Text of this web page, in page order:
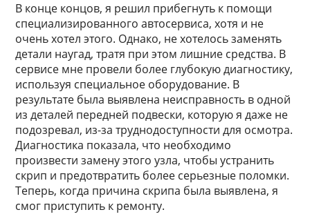
В конце концов, я решил прибегнуть к помощи
специализированного автосервиса, хотя и не
очень хотел этого. Однако, не хотелось заменять
детали наугад, тратя при этом лишние средства. В
сервисе мне провели более глубокую диагностику,
используя специальное оборудование. В
результате была выявлена неисправность в одной
из деталей передней подвески, которую я даже не
подозревал, из-за труднодоступности для осмотра.
Диагностика показала, что необходимо
произвести замену этого узла, чтобы устранить
скрип и предотвратить более серьезные поломки.
Теперь, когда причина скрипа была выявлена, я
смог приступить к ремонту.